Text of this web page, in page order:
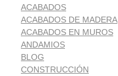
ACABADOS
ACABADOS DE MADERA
ACABADOS EN MUROS
ANDAMIOS
BLOG
CONSTRUCCIÓN